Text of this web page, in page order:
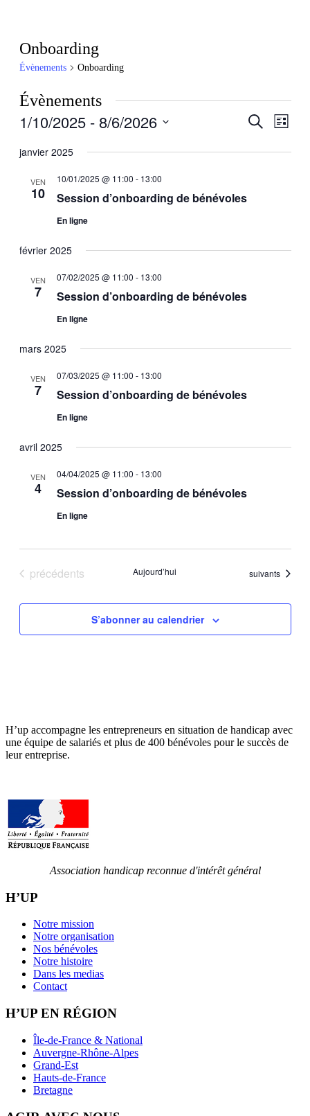
Onboarding
Évènements Onboarding
Évènements
vues
Recherche
vues
Liste
1/10/2025 - 8/6/2026
une
janvier 2025
VEN
10 Session d’onboarding de bénévoles
10/01/2025 @ 11:00 - 13:00
En ligne
février 2025
VEN
7 Session d’onboarding de bénévoles
07/02/2025 @ 11:00 - 13:00
En ligne
mars 2025
VEN
7 Session d’onboarding de bénévoles
07/03/2025 @ 11:00 - 13:00
En ligne
avril 2025
VEN
4 Session d’onboarding de bénévoles
04/04/2025 @ 11:00 - 13:00
En ligne
Évènements
précédents Aujourd’hui Évènements
suivants
S’abonner au calendrier
H’up accompagne​​ les entrepreneurs en situation de handicap avec
une équipe de salariés et plus de 400 bénévoles pour le succès de
leur entreprise.
Association handicap reconnue d'intérêt général
H’UP
Notre mission
Notre organisation
Nos bénévoles
Notre histoire
Dans les medias
Contact
H’UP EN RÉGION
Île-de-France & National
Auvergne-Rhône-Alpes
Grand-Est
Hauts-de-France
Bretagne